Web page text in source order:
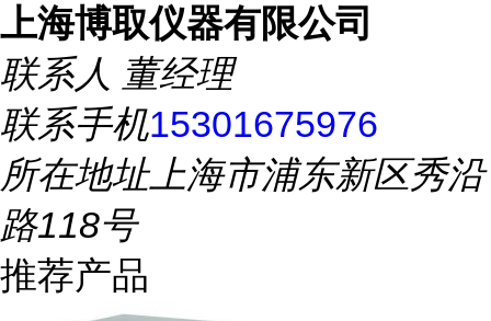
上海博取仪器有限公司
联系人 董经理
联系手机15301675976
所在地址上海市浦东新区秀沿
路118号
推荐产品